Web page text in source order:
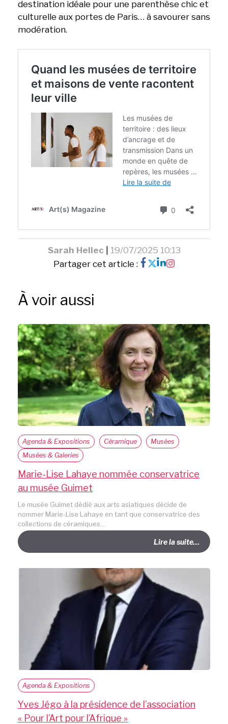
destination idéale pour une parenthèse chic et
culturelle aux portes de Paris… à savourer sans
modération.
Sarah Hellec| 19/07/2025 10:13
Partager cet article :
À voir aussi
Agenda & Expositions Céramique
Musées
Musées & Galeries
Marie-Lise Lahaye nommée conservatrice
au musée Guimet
Le musée Guimet dédié aux arts asiatiques décide de
nommer Marie-Lise Lahaye en tant que conservatrice des
collections de céramiques…
Lire la suite…
Agenda & Expositions
Yves Jégo à la présidence de l’association
« Pour l’Art pour l’Afrique »